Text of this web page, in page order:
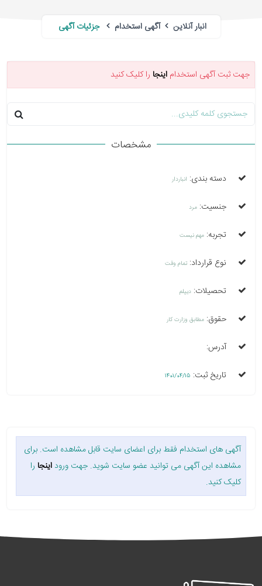
انبار آنلاین آگهی استخدام جزئیات آگهی
جهت ثبت آگهی استخدام اینجا را کلیک کنید
مشخصات
دسته بندی: انباردار
جنسیت: مرد
تجربه: مهم نیست
نوع قرارداد: تمام وقت
تحصیلات: دیپلم
حقوق: مطابق وزارت کار
آدرس:
تاریخ ثبت: 1401/04/15
آگهی های استخدام فقط برای اعضای سایت قابل مشاهده است. برای
مشاهده این آگهی می توانید عضو سایت شوید. جهت ورود اینجا را
کلیک کنید.